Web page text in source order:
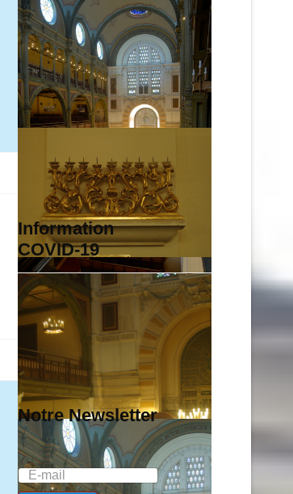
Information
COVID-19
Notre Newsletter